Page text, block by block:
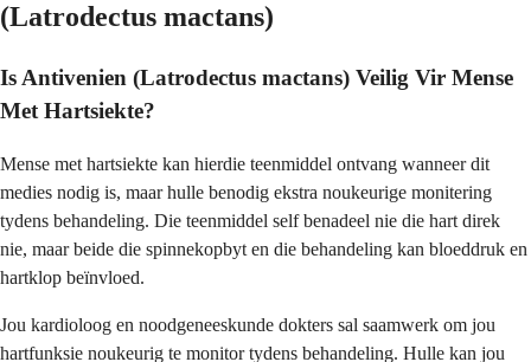
(Latrodectus mactans)
Is Antivenien (Latrodectus mactans) Veilig Vir Mense
Met Hartsiekte?
Mense met hartsiekte kan hierdie teenmiddel ontvang wanneer dit
medies nodig is, maar hulle benodig ekstra noukeurige monitering
tydens behandeling. Die teenmiddel self benadeel nie die hart direk
nie, maar beide die spinnekopbyt en die behandeling kan bloeddruk en
hartklop beïnvloed.
Jou kardioloog en noodgeneeskunde dokters sal saamwerk om jou
hartfunksie noukeurig te monitor tydens behandeling. Hulle kan jou